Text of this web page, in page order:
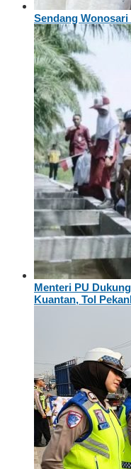
Sendang Wonosari
Menteri PU
Kuantan, Tol